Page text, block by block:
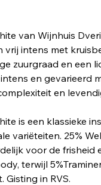
van Wijnhuis
vrij intens met
zuurgraad en een
en gevarieerd
en
is een klassieke
variëteiten. 25%
voor de frisheid
terwijl
Gisting in RVS.